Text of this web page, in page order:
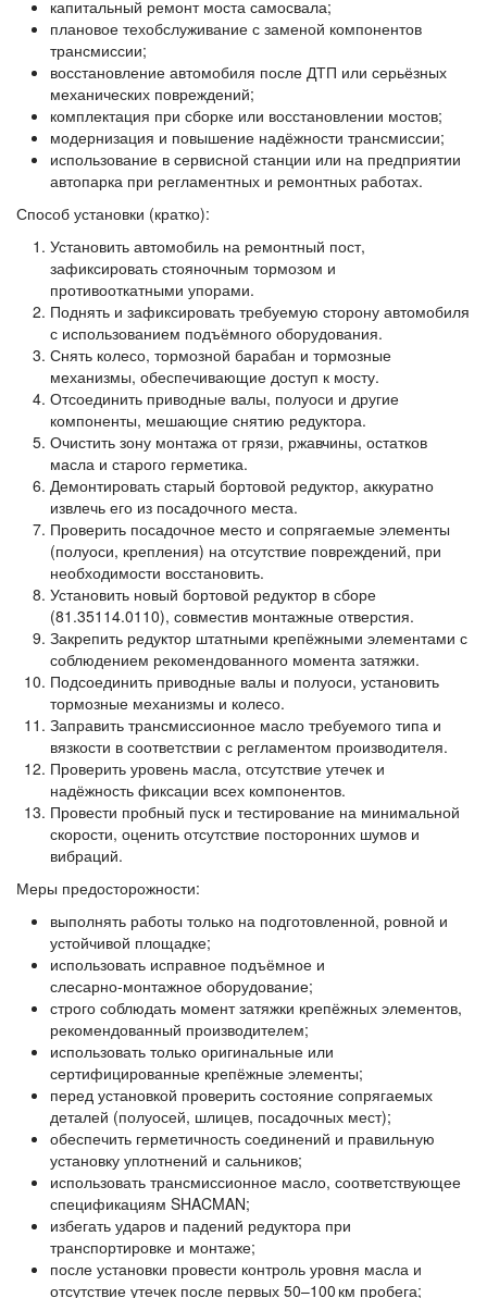
капитальный ремонт моста самосвала;
плановое техобслуживание с заменой компонентов
трансмиссии;
восстановление автомобиля после ДТП или серьёзных
механических повреждений;
комплектация при сборке или восстановлении мостов;
модернизация и повышение надёжности трансмиссии;
использование в сервисной станции или на предприятии
автопарка при регламентных и ремонтных работах.
Способ установки (кратко):
Установить автомобиль на ремонтный пост,
зафиксировать стояночным тормозом и
противооткатными упорами.
Поднять и зафиксировать требуемую сторону автомобиля
с использованием подъёмного оборудования.
Снять колесо, тормозной барабан и тормозные
механизмы, обеспечивающие доступ к мосту.
Отсоединить приводные валы, полуоси и другие
компоненты, мешающие снятию редуктора.
Очистить зону монтажа от грязи, ржавчины, остатков
масла и старого герметика.
Демонтировать старый бортовой редуктор, аккуратно
извлечь его из посадочного места.
Проверить посадочное место и сопрягаемые элементы
(полуоси, крепления) на отсутствие повреждений, при
необходимости восстановить.
Установить новый бортовой редуктор в сборе
(81.35114.0110), совместив монтажные отверстия.
Закрепить редуктор штатными крепёжными элементами с
соблюдением рекомендованного момента затяжки.
Подсоединить приводные валы и полуоси, установить
тормозные механизмы и колесо.
Заправить трансмиссионное масло требуемого типа и
вязкости в соответствии с регламентом производителя.
Проверить уровень масла, отсутствие утечек и
надёжность фиксации всех компонентов.
Провести пробный пуск и тестирование на минимальной
скорости, оценить отсутствие посторонних шумов и
вибраций.
Меры предосторожности:
выполнять работы только на подготовленной, ровной и
устойчивой площадке;
использовать исправное подъёмное и
слесарно‑монтажное оборудование;
строго соблюдать момент затяжки крепёжных элементов,
рекомендованный производителем;
использовать только оригинальные или
сертифицированные крепёжные элементы;
перед установкой проверить состояние сопрягаемых
деталей (полуосей, шлицев, посадочных мест);
обеспечить герметичность соединений и правильную
установку уплотнений и сальников;
использовать трансмиссионное масло, соответствующее
спецификациям SHACMAN;
избегать ударов и падений редуктора при
транспортировке и монтаже;
после установки провести контроль уровня масла и
отсутствие утечек после первых 50–100 км пробега;